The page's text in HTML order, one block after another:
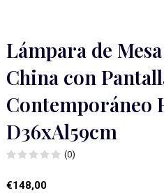
Lámpara de
China con
Contemporáneo
D36xAl59cm
(0)
€148,00